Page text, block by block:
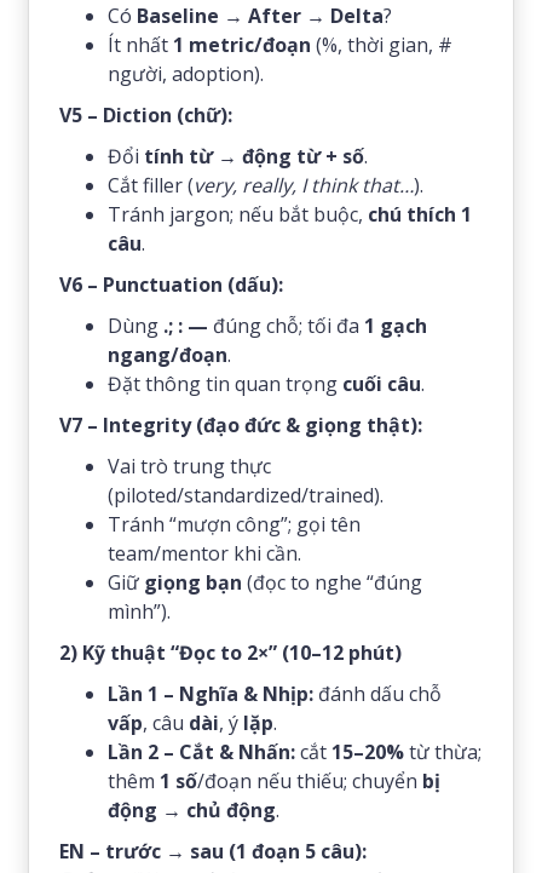
Có Baseline → After → Delta?
Ít nhất 1 metric/đoạn (%, thời gian, #
người, adoption).
V5 – Diction (chữ):
Đổi tính từ→động từ + số.
Cắt filler (very, really, I think that…).
Tránh jargon; nếu bắt buộc, chú thích 1
câu.
V6 – Punctuation (dấu):
Dùng .; : — đúng chỗ; tối đa 1 gạch
ngang/đoạn.
Đặt thông tin quan trọng cuối câu.
V7 – Integrity (đạo đức & giọng thật):
Vai trò trung thực
(piloted/standardized/trained).
Tránh “mượn công”; gọi tên
team/mentor khi cần.
Giữ giọng bạn (đọc to nghe “đúng
mình”).
2) Kỹ thuật “Đọc to 2×” (10–12 phút)
Lần 1 – Nghĩa & Nhịp: đánh dấu chỗ
vấp, câu dài, ý lặp.
Lần 2 – Cắt & Nhấn:cắt 15–20%từ thừa;
thêm 1 số/đoạn nếu thiếu; chuyển bị
động → chủ động.
EN – trước → sau (1 đoạn 5 câu):